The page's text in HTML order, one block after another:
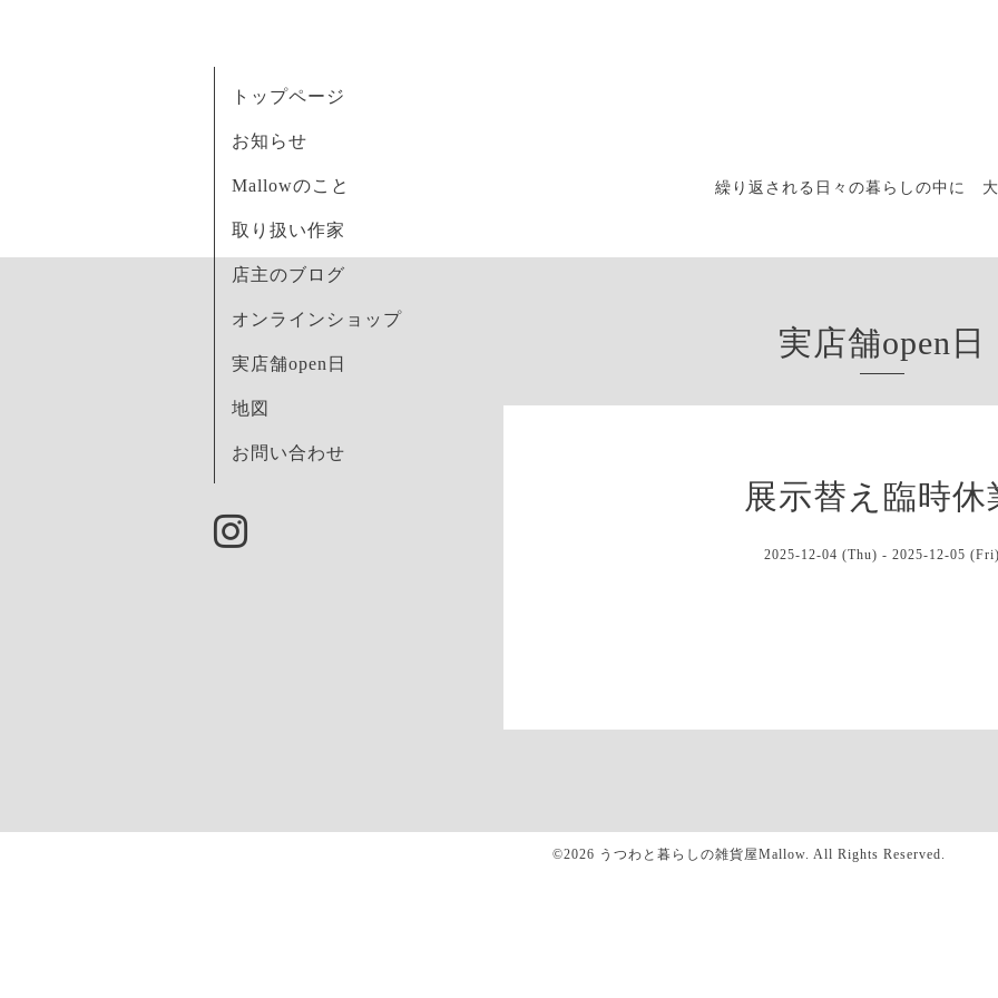
繰り返される日々の暮らしの中に
トップページ
お知らせ
Mallowのこと
取り扱い作家
店主のブログ
オンラインショップ
実店舗open日
地図
お問い合わせ
実店舗open日
展示替え臨時休
2025-12-04 (Thu) - 2025-12-05
©2026 うつわと暮らしの雑貨屋Mallow. All Rights Reserved.